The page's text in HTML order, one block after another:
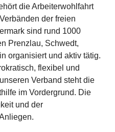
die Arbeiterwohlfahrt
der freien
sind rund 1000
Prenzlau, Schwedt,
organisiert und aktiv tätig.
flexibel und
Verband steht die
im Vordergrund. Die
und der